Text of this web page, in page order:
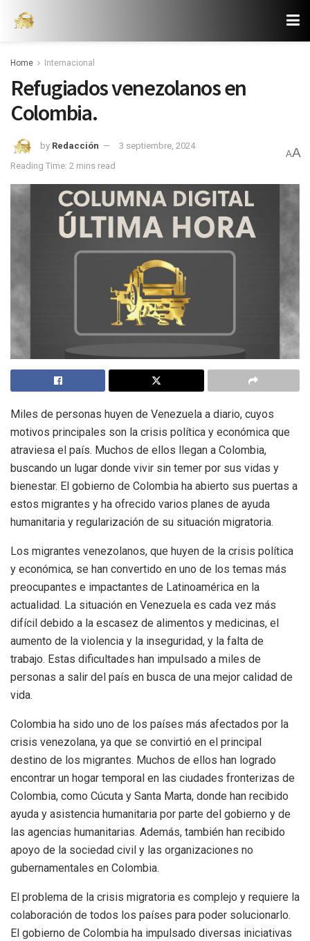
Home Internacional
Refugiados venezolanos en
Colombia.
by Redacción
3 septiembre, 2024
Reading Time: 2 mins read
AA
Miles de personas huyen de Venezuela a diario, cuyos
motivos principales son la crisis política y económica que
atraviesa el país. Muchos de ellos llegan a Colombia,
buscando un lugar donde vivir sin temer por sus vidas y
bienestar. El gobierno de Colombia ha abierto sus puertas a
estos migrantes y ha ofrecido varios planes de ayuda
humanitaria y regularización de su situación migratoria.
Los migrantes venezolanos, que huyen de la crisis política
y económica, se han convertido en uno de los temas más
preocupantes e impactantes de Latinoamérica en la
actualidad. La situación en Venezuela es cada vez más
difícil debido a la escasez de alimentos y medicinas, el
aumento de la violencia y la inseguridad, y la falta de
trabajo. Estas dificultades han impulsado a miles de
personas a salir del país en busca de una mejor calidad de
vida.
Colombia ha sido uno de los países más afectados por la
crisis venezolana, ya que se convirtió en el principal
destino de los migrantes. Muchos de ellos han logrado
encontrar un hogar temporal en las ciudades fronterizas de
Colombia, como Cúcuta y Santa Marta, donde han recibido
ayuda y asistencia humanitaria por parte del gobierno y de
las agencias humanitarias. Además, también han recibido
apoyo de la sociedad civil y las organizaciones no
gubernamentales en Colombia.
El problema de la crisis migratoria es complejo y requiere la
colaboración de todos los países para poder solucionarlo.
El gobierno de Colombia ha impulsado diversas iniciativas